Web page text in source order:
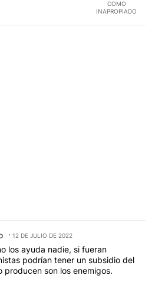
COMO
INAPROPIADO
12 DE JULIO DE 2022
los ayuda nadie, si fueran
podrían tener un subsidio del
producen son los enemigos.